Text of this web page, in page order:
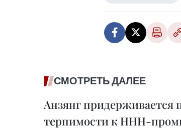
СМОТРЕТЬ ДАЛЕЕ
Анзянг придерживается
терпимости к ННН-